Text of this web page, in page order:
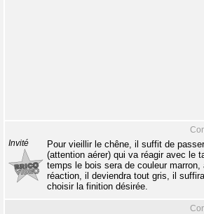
Invité
Pour vieillir le chêne, il suffit de
(attention aérer) qui va réagir avec le
temps le bois sera de couleur marron,
réaction, il deviendra tout gris, il
choisir la finition désirée.